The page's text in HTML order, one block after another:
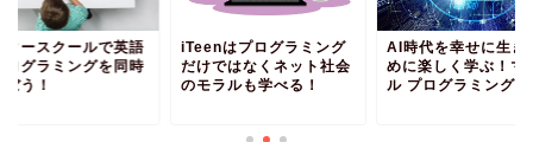
タースクールで英語
ログラミングを同時
う！
iTeenはプログラミング
だけではなくネット社会
のモラルも学べる！
AI時代を幸せに生き
めに楽しく学ぶ！マ
ル プログラミング